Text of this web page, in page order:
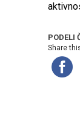
PODELI
Share